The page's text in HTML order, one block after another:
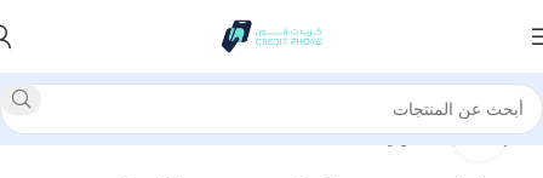
الرئيسية إكسسوارات
انقر للتكبير